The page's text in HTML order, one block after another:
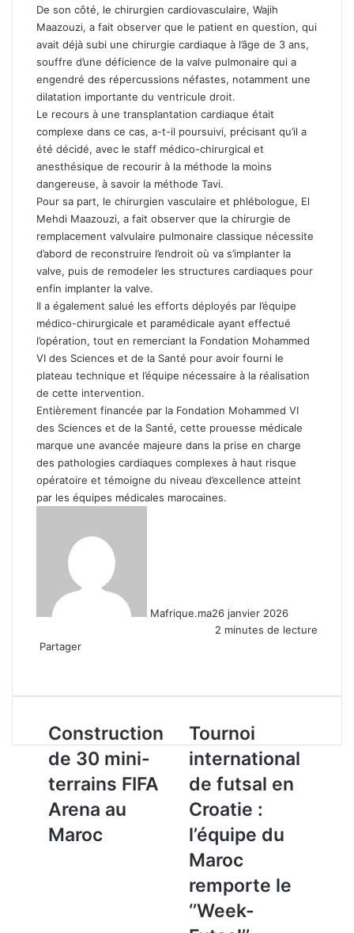
De son côté, le chirurgien cardiovasculaire, Wajih
Maazouzi, a fait observer que le patient en question, qui
avait déjà subi une chirurgie cardiaque à l’âge de 3 ans,
souffre d’une déficience de la valve pulmonaire qui a
engendré des répercussions néfastes, notamment une
dilatation importante du ventricule droit.
Le recours à une transplantation cardiaque était
complexe dans ce cas, a-t-il poursuivi, précisant qu’il a
été décidé, avec le staff médico-chirurgical et
anesthésique de recourir à la méthode la moins
dangereuse, à savoir la méthode Tavi.
Pour sa part, le chirurgien vasculaire et phlébologue, El
Mehdi Maazouzi, a fait observer que la chirurgie de
remplacement valvulaire pulmonaire classique nécessite
d’abord de reconstruire l’endroit où va s’implanter la
valve, puis de remodeler les structures cardiaques pour
enfin implanter la valve.
Il a également salué les efforts déployés par l’équipe
médico-chirurgicale et paramédicale ayant effectué
l’opération, tout en remerciant la Fondation Mohammed
VI des Sciences et de la Santé pour avoir fourni le
plateau technique et l’équipe nécessaire à la réalisation
de cette intervention.
Entièrement financée par la Fondation Mohammed VI
des Sciences et de la Santé, cette prouesse médicale
marque une avancée majeure dans la prise en charge
des pathologies cardiaques complexes à haut risque
opératoire et témoigne du niveau d’excellence atteint
par les équipes médicales marocaines.
Mafrique.ma26 janvier 2026
2 minutes de lecture
Partager
email
Construction
de
30
mini-
terrains
FIFA
Arena
au
Construction
de 30 mini-
terrains FIFA
Arena au
Maroc
Tournoi
international
de
futsal
en
Croatie
:
l’équipe
du
remporte
le
‘’Week-
Tournoi
international
de futsal en
Croatie :
l’équipe du
Maroc
remporte le
‘’Week-